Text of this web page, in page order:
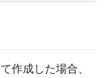
成した場合、